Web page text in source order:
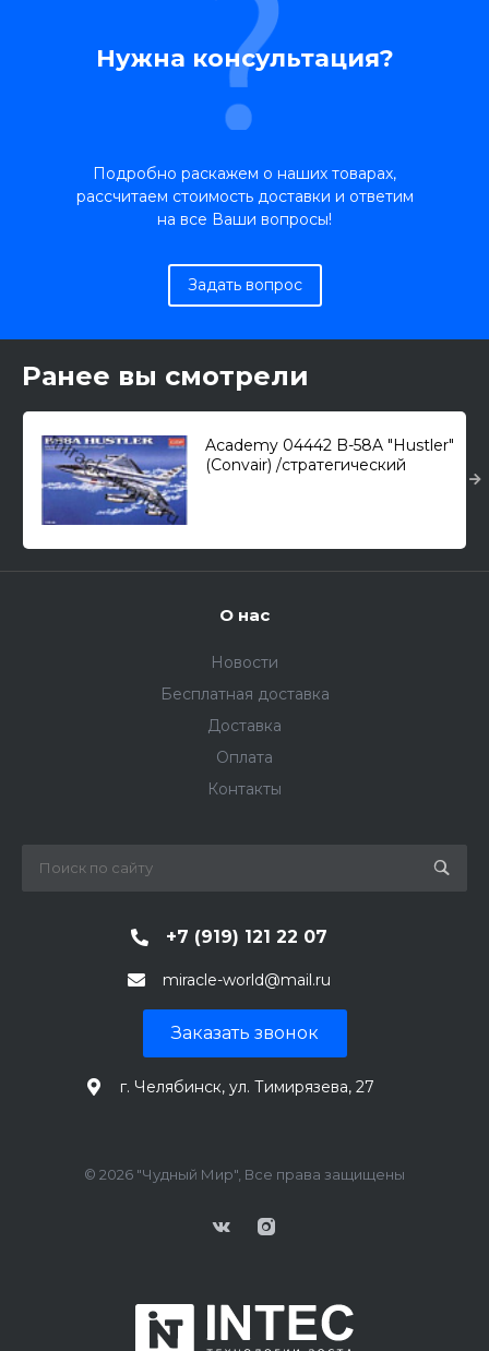
Нужна консультация?
Подробно раскажем о наших товарах,
рассчитаем стоимость доставки и ответим
на все Ваши вопросы!
Задать вопрос
Ранее вы смотрели
Academy 04442 B-58A "Hustler"
(Convair) /стратегический
О нас
Новости
Бесплатная доставка
Доставка
Оплата
Контакты
+7 (919) 121 22 07
miracle-world@mail.ru
Заказать звонок
г. Челябинск, ул. Тимирязева, 27
© 2026 "Чудный Мир", Все права защищены